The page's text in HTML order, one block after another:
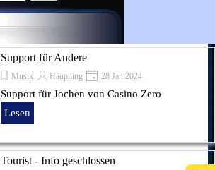
Support für Andere
Musik Häuptling 28 Jan 2024
Support für Jochen von Casino Zero
Lesen
Tourist - Info geschlossen